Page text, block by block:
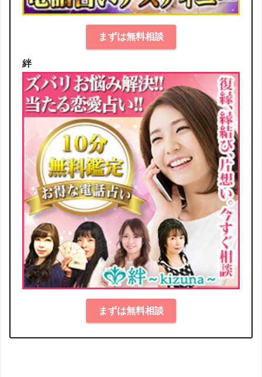
まずは無料相談
絆
まずは無料相談